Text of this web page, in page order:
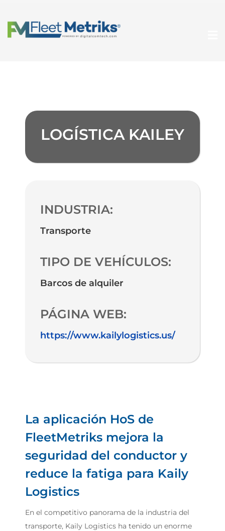
LOGÍSTICA KAILEY
INDUSTRIA:
Transporte
TIPO DE VEHÍCULOS:
Barcos de alquiler
PÁGINA WEB:
https://www.kailylogistics.us/
La aplicación HoS de
FleetMetriks mejora la
seguridad del conductor y
reduce la fatiga para Kaily
Logistics
En el competitivo panorama de la industria del
transporte, Kaily Logistics ha tenido un enorme